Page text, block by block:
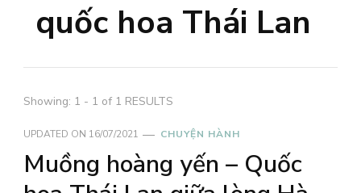
quốc hoa Thái Lan
Showing: 1 - 1 of 1 RESULTS
UPDATED ON 16/07/2021 CHUYỆN HÀNH
Muồng hoàng yến – Quốc